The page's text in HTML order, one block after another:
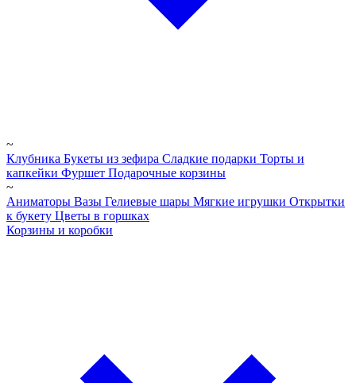
~
Клубника Букеты из зефира Сладкие подарки Торты и
капкейки Фуршет Подарочные корзины
~
Аниматоры Вазы Гелиевые шары Мягкие игрушки Открытки
к букету Цветы в горшках
Корзины и коробки